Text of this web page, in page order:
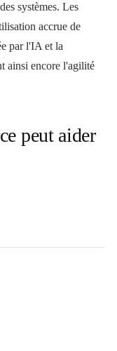
systèmes. Les
accrue de
par l'IA et la
ainsi encore l'agilité
peut aider